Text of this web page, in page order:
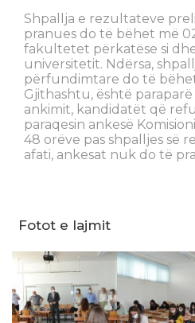
Shpallja e rezultateve
pranues do të bëhet më
fakultetet përkatëse si
universitetit. Ndërsa,
përfundimtare do të
Gjithashtu, është
ankimit, kandidatët që
paraqesin ankesë
48 orëve pas shpalljes së
afati, ankesat nuk do të
Fotot e lajmit